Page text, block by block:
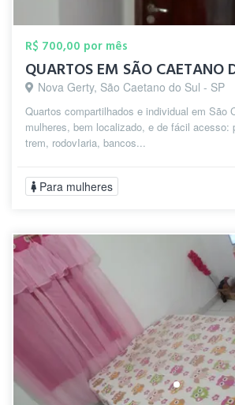
R$ 700,00 por mês
Nova Gerty, São Caetano do Sul - SP
Quartos compartilhados e individual em São
mulheres, bem localizado, e de fácil acesso:
trem, rodovIaria, bancos...
Para mulheres